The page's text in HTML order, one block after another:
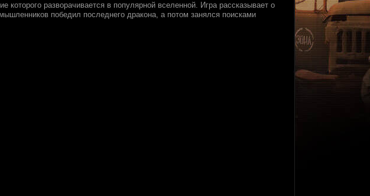
которого разворачивается в популярной вселенной. Игра рассказывает о
победил последнего дракона, а потом занялся поисками